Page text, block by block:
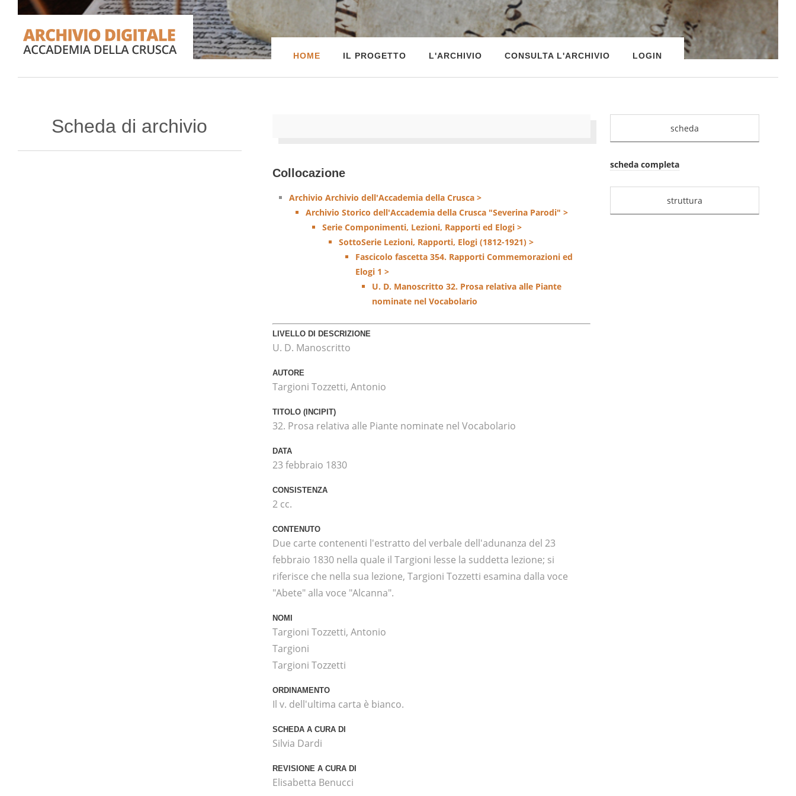
HOME IL PROGETTO L'ARCHIVIO CONSULTA L'ARCHIVIO LOGIN
Scheda di archivio
Collocazione
Archivio Archivio dell'Accademia della Crusca >
Archivio Storico dell'Accademia della Crusca "Severina Parodi" >
Serie Componimenti, Lezioni, Rapporti ed Elogi >
SottoSerie Lezioni, Rapporti, Elogi (1812-1921) >
Fascicolo fascetta 354. Rapporti Commemorazioni ed
Elogi 1 >
U. D. Manoscritto 32. Prosa relativa alle Piante
nominate nel Vocabolario
LIVELLO DI DESCRIZIONE
U. D. Manoscritto
AUTORE
Targioni Tozzetti, Antonio
TITOLO (INCIPIT)
32. Prosa relativa alle Piante nominate nel Vocabolario
DATA
23 febbraio 1830
CONSISTENZA
2 cc.
CONTENUTO
Due carte contenenti l'estratto del verbale dell'adunanza del 23
febbraio 1830 nella quale il Targioni lesse la suddetta lezione; si
riferisce che nella sua lezione, Targioni Tozzetti esamina dalla voce
"Abete" alla voce "Alcanna".
NOMI
Targioni Tozzetti, Antonio
Targioni
Targioni Tozzetti
ORDINAMENTO
Il v. dell'ultima carta è bianco.
SCHEDA A CURA DI
Silvia Dardi
REVISIONE A CURA DI
Elisabetta Benucci
scheda
scheda completa
struttura